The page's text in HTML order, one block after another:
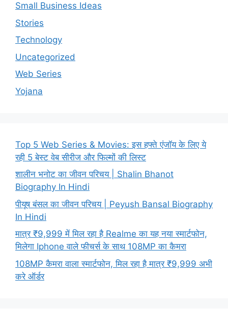
Small Business Ideas
Stories
Technology
Uncategorized
Web Series
Yojana
Top 5 Web Series & Movies: इस हफ्ते एंजॉय के लिए ये
रही 5 बेस्ट वेब सीरीज और फिल्मों की लिस्ट
शालीन भनोट का जीवन परिचय | Shalin Bhanot
Biography In Hindi
पीयूष बंसल का जीवन परिचय | Peyush Bansal Biography
In Hindi
मात्र ₹9,999 में मिल रहा है Realme का यह नया स्मार्टफोन,
मिलेगा Iphone वाले फीचर्स के साथ 108MP का कैमरा
108MP कैमरा वाला स्मार्टफोन, मिल रहा है मात्र ₹9,999 अभी
करे ऑर्डर